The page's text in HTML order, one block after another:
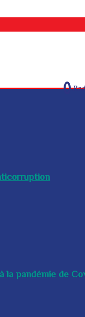
la pandémie de